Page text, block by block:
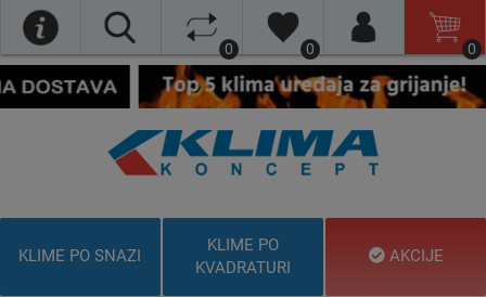
0 0 0
KLIME PO SNAZI
KLIME PO
KVADRATURI
AKCIJE